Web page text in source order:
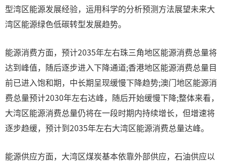
型湾区能源发展经验，运用科学的分析预测方法展望未来大
湾区能源绿色低碳转型发展趋势。
能源消费方面，预计2035年左右珠三角地区能源消费总量将
达到峰值，随后逐步进入下降通道;香港地区能源消费总量目
前已进入饱和期，中长期呈现缓慢下降趋势;澳门地区能源消
费总量预计2030年左右达峰，随后开始缓慢下降;整体来看，
大湾区能源消费总量仍将在一段时期内持续增长，但增速将
逐步趋缓，预计到2035年左右大湾区能源消费总量达峰。
能源供应方面，大湾区煤炭基本依靠外部供应，石油供应以